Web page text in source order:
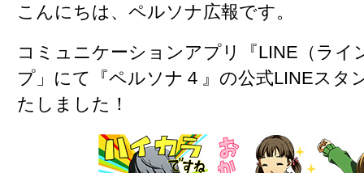
こんにちは、ペルソナ広報です。
コミュニケーションアプリ『LINE（ライ
プ」にて
『ペルソナ４』の公式LINEスタ
たしました！